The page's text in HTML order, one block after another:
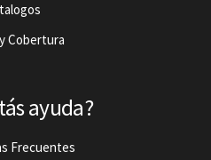
Cobertura
ayuda?
Frecuentes